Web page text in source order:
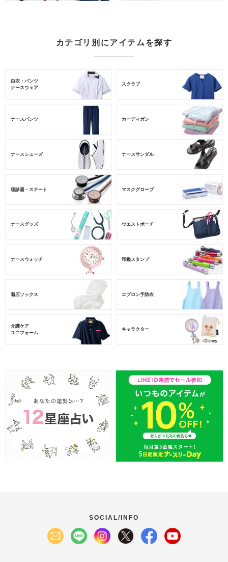
カテゴリ別にアイテムを探す
白衣・パンツ
ナースウェア
スクラブ
ナースパンツ カーディガン
ナースシューズ ナースサンダル
聴診器・ステート マスクグローブ
ナースグッズ ウエストポーチ
ナースウォッチ 印鑑スタンプ
着圧ソックス エプロン予防衣
介護ケア
ユニフォーム
キャラクター
SOCIAL/INFO